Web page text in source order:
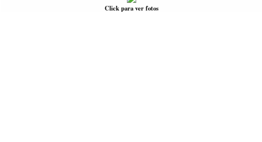
Click para ver fotos